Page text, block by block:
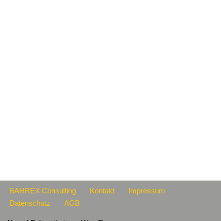
BAHREX Consulting Kontakt
Impressum
Datenschutz
AGB